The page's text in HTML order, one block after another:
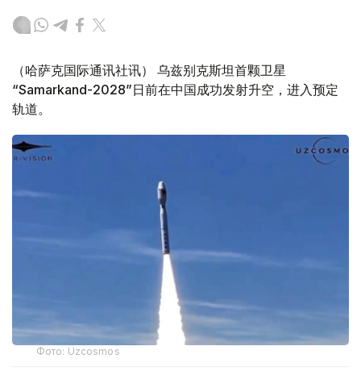
（哈萨克国际通讯社讯） 乌兹别克斯坦首颗卫星
“Samarkand-2028”日前在中国成功发射升空，进入预定
轨道。
Фото: Uzcosmos